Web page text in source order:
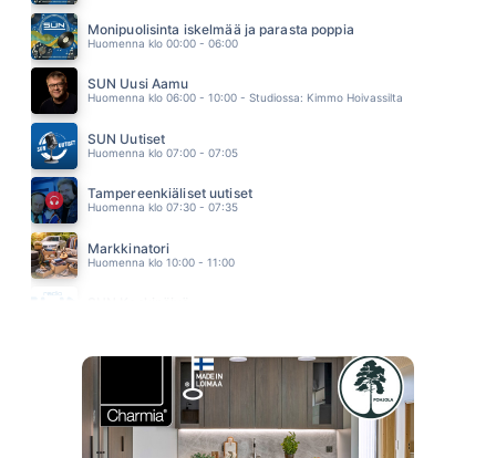
FRANS HARJU
09.46
Monipuolisinta iskelmää ja parasta poppia
Huomenna klo 00:00 - 06:00
SUN Uusi Aamu
Huomenna klo 06:00 - 10:00 - Studiossa: Kimmo Hoivassilta
SUN Uutiset
Huomenna klo 07:00 - 07:05
Tampereenkiäliset uutiset
Huomenna klo 07:30 - 07:35
Markkinatori
Huomenna klo 10:00 - 11:00